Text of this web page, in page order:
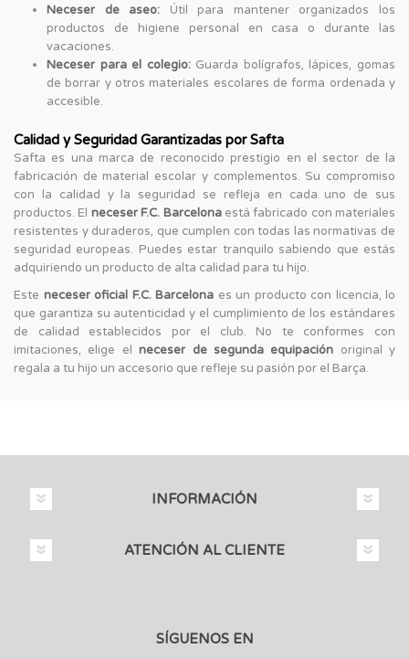
Neceser de aseo: Útil para mantener organizados los
productos de higiene personal en casa o durante las
vacaciones.
Neceser para el colegio:Guarda bolígrafos, lápices, gomas
de borrar y otros materiales escolares de forma ordenada y
accesible.
Calidad y Seguridad Garantizadas por Safta
Safta es una marca de reconocido prestigio en el sector de la
fabricación de material escolar y complementos. Su compromiso
con la calidad y la seguridad se refleja en cada uno de sus
productos. El neceser F.C. Barcelonaestá fabricado con materiales
resistentes y duraderos, que cumplen con todas las normativas de
seguridad europeas. Puedes estar tranquilo sabiendo que estás
adquiriendo un producto de alta calidad para tu hijo.
Este neceser oficial F.C. Barcelona es un producto con licencia, lo
que garantiza su autenticidad y el cumplimiento de los estándares
de calidad establecidos por el club. No te conformes con
imitaciones, elige elneceser de segunda equipación original y
regala a tu hijo un accesorio que refleje su pasión por el Barça.
INFORMACIÓN
ATENCIÓN AL CLIENTE
SÍGUENOS EN